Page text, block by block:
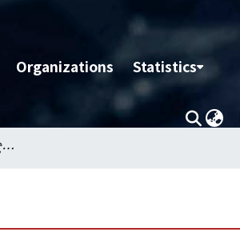
Organizations Statistics
臺灣地區嬰幼兒教養模式初探